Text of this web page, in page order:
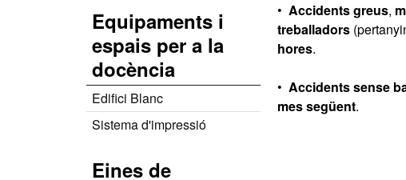
Equipaments i
espais per a la
docència
Edifici Blanc
Sistema d'impressió
Eines de
• Accidentsgreus,
treballadors
hores.
• Accidentssense
mes següent.